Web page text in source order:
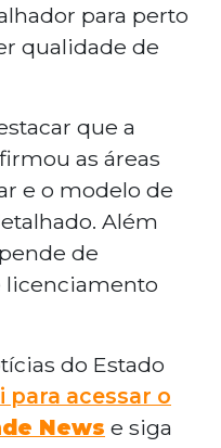
para perto
qualidade de
que a
as áreas
e o modelo de
Além
de
licenciamento
do Estado
para acessar o
News e siga